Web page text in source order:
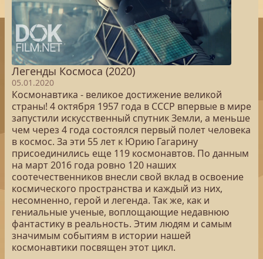
Легенды Космоса (2020)
05.01.2020
Космонавтика - великое достижение великой
страны! 4 октября 1957 года в СССР впервые в мире
запустили искусственный спутник Земли, а меньше
чем через 4 года состоялся первый полет человека
в космос. За эти 55 лет к Юрию Гагарину
присоединились еще 119 космонавтов. По данным
на март 2016 года ровно 120 наших
соотечественников внесли свой вклад в освоение
космического пространства и каждый из них,
несомненно, герой и легенда. Так же, как и
гениальные ученые, воплощающие недавнюю
фантастику в реальность. Этим людям и самым
значимым событиям в истории нашей
космонавтики посвящен этот цикл.